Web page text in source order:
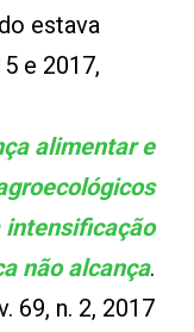
estava
e 2017,
alimentar e
intensificação
não alcança.
69, n. 2, 2017